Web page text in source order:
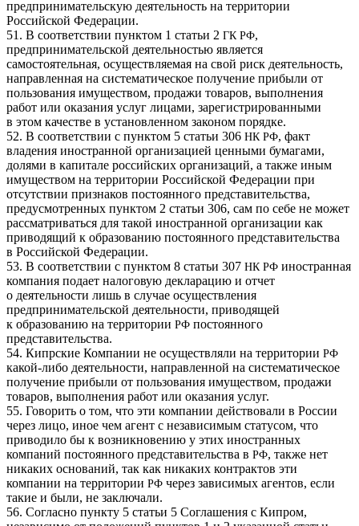
предпринимательскую деятельность на территории
Российской Федерации.
51. В соответствии пунктом 1 статьи 2 ГК РФ,
предпринимательской деятельностью является
самостоятельная, осуществляемая на свой риск деятельность,
направленная на систематическое получение прибыли от
пользования имуществом, продажи товаров, выполнения
работ или оказания услуг лицами, зарегистрированными
в этом качестве в установленном законом порядке.
52. В соответствии с пунктом 5 статьи 306 НК РФ, факт
владения иностранной организацией ценными бумагами,
долями в капитале российских организаций, а также иным
имуществом на территории Российской Федерации при
отсутствии признаков постоянного представительства,
предусмотренных пунктом 2 статьи 306, сам по себе не может
рассматриваться для такой иностранной организации как
приводящий к образованию постоянного представительства
в Российской Федерации.
53. В соответствии с пунктом 8 статьи 307 НК РФ иностранная
компания подает налоговую декларацию и отчет
о деятельности лишь в случае осуществления
предпринимательской деятельности, приводящей
к образованию на территории РФ постоянного
представительства.
54. Кипрские Компании не осуществляли на территории РФ
какой-либо деятельности, направленной на систематическое
получение прибыли от пользования имуществом, продажи
товаров, выполнения работ или оказания услуг.
55. Говорить о том, что эти компании действовали в России
через лицо, иное чем агент с независимым статусом, что
приводило бы к возникновению у этих иностранных
компаний постоянного представительства в РФ, также нет
никаких оснований, так как никаких контрактов эти
компании на территории РФ через зависимых агентов, если
такие и были, не заключали.
56. Согласно пункту 5 статьи 5 Соглашения с Кипром,